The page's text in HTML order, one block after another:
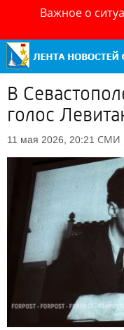
Важное о
В
голос
11 мая 2026, 20:21 СМИ